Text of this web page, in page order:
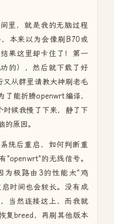
里，就是我的无脑过程
本来以为会像刷B70或
果这里却卡住了！第一
的），然后就下载了好
从群里请教大神刷老毛
了能折腾openwrt编译，
候我慢了下来，静了下
原因。
统后重启，如何判断重
"openwrt"的无线信号。
为极路由3的性能太"鸡
时间也会较长。没有成
当然连接这上，而我就
复breed，再刷其他版本